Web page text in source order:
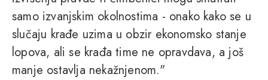
samo izvanjskim okolnostima - onako kako se u
slučaju krađe uzima u obzir ekonomsko stanje
lopova, ali se krađa time ne opravdava, a još
manje ostavlja nekažnjenom."